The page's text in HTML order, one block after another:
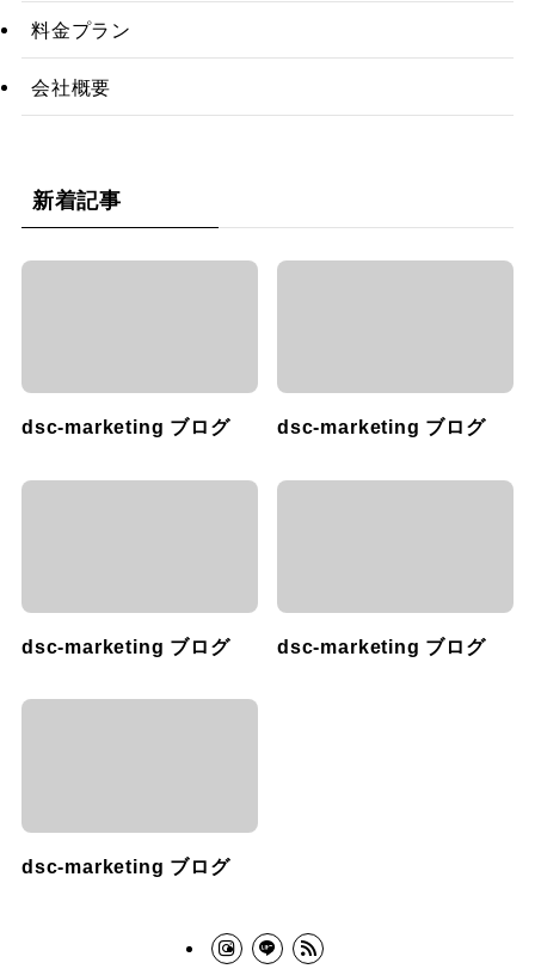
料金プラン
会社概要
新着記事
dsc-marketing ブログ dsc-marketing ブログ
dsc-marketing ブログ dsc-marketing ブログ
dsc-marketing ブログ